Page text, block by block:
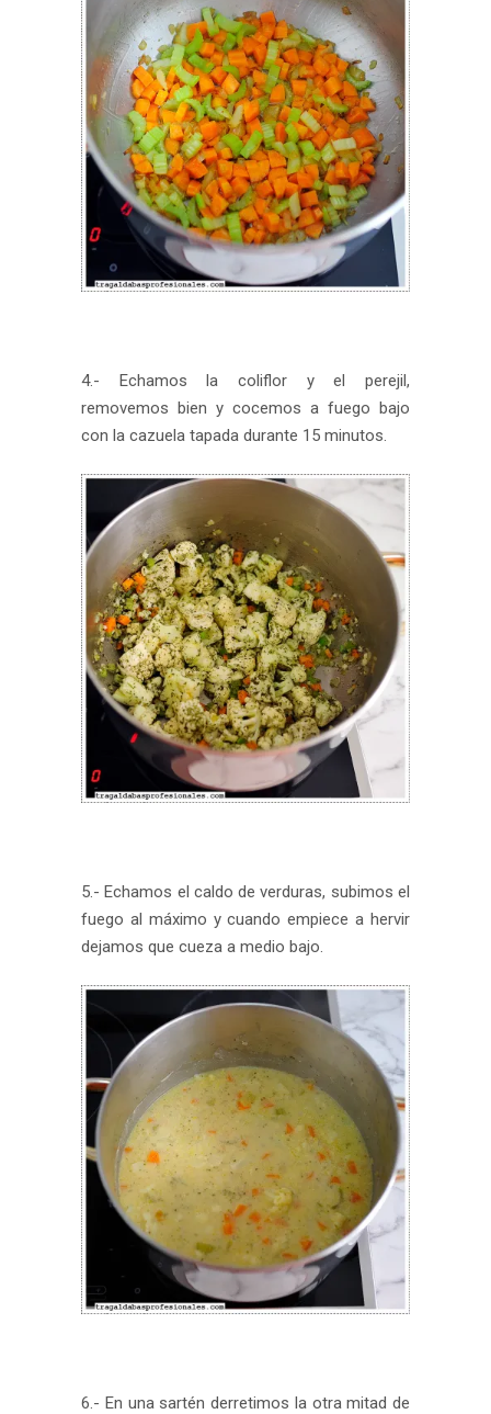
4.- Echamos la coliflor y el perejil,
removemos bien y cocemos a fuego bajo
con la cazuela tapada durante 15 minutos.
5.- Echamos el caldo de verduras, subimos el
fuego al máximo y cuando empiece a hervir
dejamos que cueza a medio bajo.
6.- En una sartén derretimos la otra mitad de